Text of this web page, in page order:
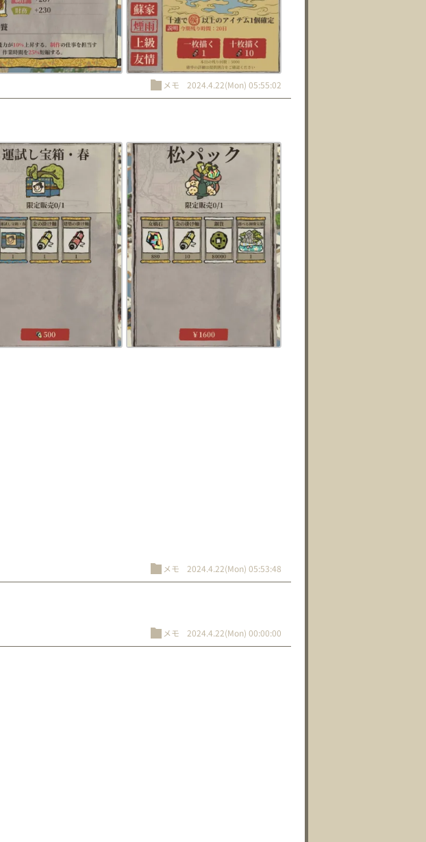
メモ 2024.4.22(Mon) 05:55:02
メモ 2024.4.22(Mon) 05:53:48
メモ 2024.4.22(Mon) 00:00:00